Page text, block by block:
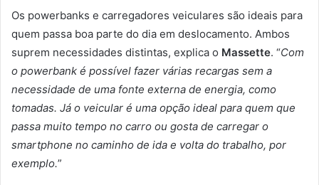
Os powerbanks e carregadores veiculares são ideais para
quem passa boa parte do dia em deslocamento. Ambos
suprem necessidades distintas, explica o Massette. “Com
o powerbank é possível fazer várias recargas sem a
necessidade de uma fonte externa de energia, como
tomadas. Já o veicular é uma opção ideal para quem que
passa muito tempo no carro ou gosta de carregar o
smartphone no caminho de ida e volta do trabalho, por
exemplo.”